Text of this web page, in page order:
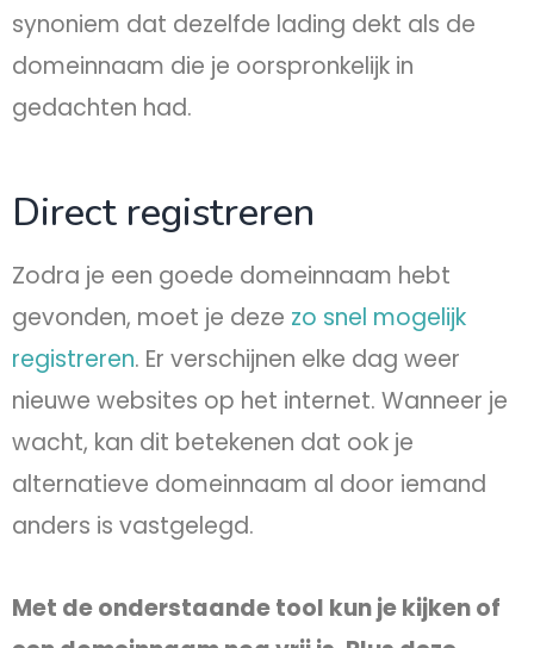
synoniem dat dezelfde lading dekt als de
domeinnaam die je oorspronkelijk in
gedachten had.​
Direct registreren
Zodra je een goede domeinnaam hebt
gevonden, moet je deze zo snel mogelijk
registreren. Er verschijnen elke dag weer
nieuwe websites op het internet. Wanneer je
wacht, kan dit betekenen dat ook je
alternatieve domeinnaam al door iemand
anders is vastgelegd.
Met de onderstaande tool kun je kijken of